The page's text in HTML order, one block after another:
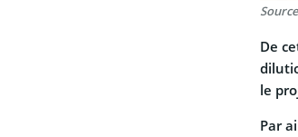
De
le
Par